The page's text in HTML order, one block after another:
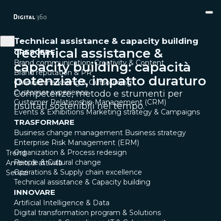
CRESCERE
Brand communication, Creativity & Content
Brand reputation & PR
Channel marketing & Outsourcing
Customer experience
Customer Relationship Management (CRM)
Events & Exhibitions Marketing strategy & Campaigns
TRASFORMARE
Business change management Business strategy
Enterprise Risk Management (ERM)
Organization & Process redesign
People & Cultural change
Operations & Supply chain excellence
Technical assistance & Capacity building
INNOVARE
Artificial Intelligence & Data
Digital transformation program & Solutions
Technical assistance & capacity building
Technical assistance &
capacity building: capacità
potenziate, impatto duraturo
Competenze, metodo e strumenti per
risultati sostenibili nel tempo.
Trend
Ambiti di attività
Servizi